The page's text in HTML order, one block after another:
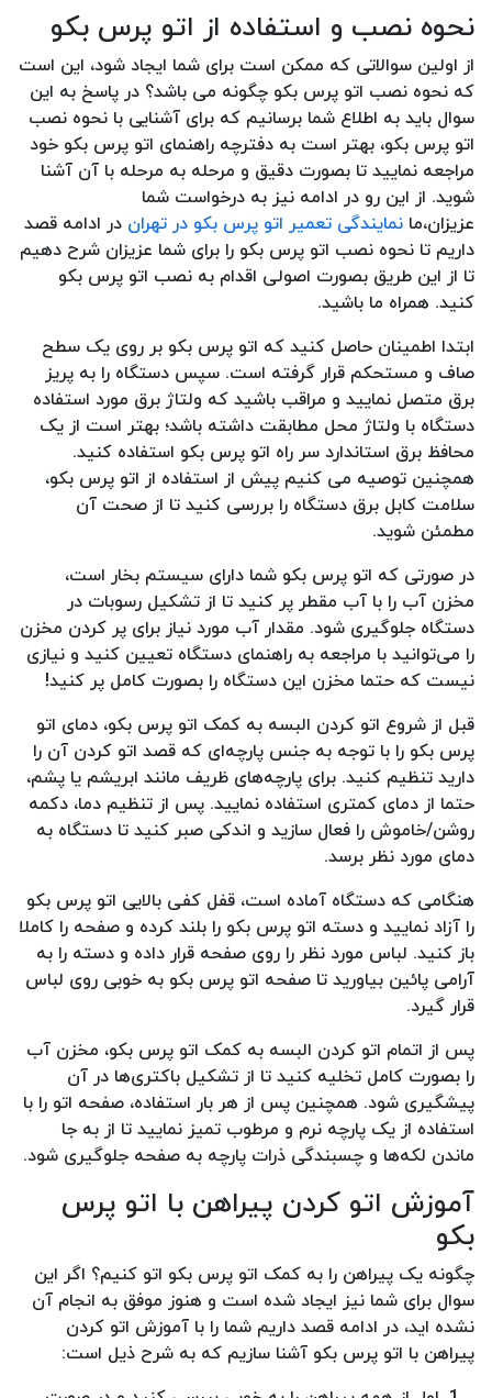
نحوه نصب و استفاده از اتو پرس بکو
از اولین سوالاتی که ممکن است برای شما ایجاد شود، این است
که نحوه نصب اتو پرس بکو چگونه می باشد؟ در پاسخ به این
سوال باید به اطلاع شما برسانیم که برای آشنایی با نحوه نصب
اتو پرس بکو، بهتر است به دفترچه راهنمای اتو پرس بکو خود
مراجعه نمایید تا بصورت دقیق و مرحله به مرحله با آن آشنا
شوید. از این رو در ادامه نیز به درخواست شما
عزیزان،ما نمایندگی تعمیر اتو پرس بکو در تهران در ادامه قصد
داریم تا نحوه نصب اتو پرس بکو را برای شما عزیزان شرح دهیم
تا از این طریق بصورت اصولی اقدام به نصب اتو پرس بکو
کنید. همراه ما باشید.
ابتدا اطمینان حاصل کنید که اتو پرس بکو بر روی یک سطح
صاف و مستحکم قرار گرفته است. سپس دستگاه را به پریز
برق متصل نمایید و مراقب باشید که ولتاژ برق مورد استفاده
دستگاه با ولتاژ محل مطابقت داشته باشد؛ بهتر است از یک
محافظ برق استاندارد سر راه اتو پرس بکو استفاده کنید.
همچنین توصیه می کنیم پیش از استفاده از اتو پرس بکو،
سلامت کابل برق دستگاه را بررسی کنید تا از صحت آن
مطمئن شوید.
در صورتی که اتو پرس بکو شما دارای سیستم بخار است،
مخزن آب را با آب مقطر پر کنید تا از تشکیل رسوبات در
دستگاه جلوگیری شود. مقدار آب مورد نیاز برای پر کردن مخزن
را می‌توانید با مراجعه به راهنمای دستگاه تعیین کنید و نیازی
نیست که حتما مخزن این دستگاه را بصورت کامل پر کنید!
قبل از شروع اتو کردن البسه به کمک اتو پرس بکو، دمای اتو
پرس بکو را با توجه به جنس پارچه‌ای که قصد اتو کردن آن را
دارید تنظیم کنید. برای پارچه‌های ظریف مانند ابریشم یا پشم،
حتما از دمای کمتری استفاده نمایید. پس از تنظیم دما، دکمه
روشن/خاموش را فعال سازید و اندکی صبر کنید تا دستگاه به
دمای مورد نظر برسد.
هنگامی که دستگاه آماده است، قفل کفی بالایی اتو پرس بکو
را آزاد نمایید و دسته اتو پرس بکو را بلند کرده و صفحه را کاملا
باز کنید. لباس مورد نظر را روی صفحه قرار داده و دسته را به
آرامی پائین بیاورید تا صفحه اتو پرس بکو به خوبی روی لباس
قرار گیرد.
پس از اتمام اتو کردن البسه به کمک اتو پرس بکو، مخزن آب
را بصورت کامل تخلیه کنید تا از تشکیل باکتری‌ها در آن
پیشگیری شود. همچنین پس از هر بار استفاده، صفحه اتو را با
استفاده از یک پارچه نرم و مرطوب تمیز نمایید تا از به جا
ماندن لکه‌ها و چسبندگی ذرات پارچه به صفحه جلوگیری شود.
آموزش اتو کردن پیراهن با اتو پرس
بکو
چگونه یک پیراهن را به کمک اتو پرس بکو اتو کنیم؟ اگر این
سوال برای شما نیز ایجاد شده است و هنوز موفق به انجام آن
نشده اید، در ادامه قصد داریم شما را با آموزش اتو کردن
پیراهن با اتو پرس بکو آشنا سازیم که به شرح ذیل است: